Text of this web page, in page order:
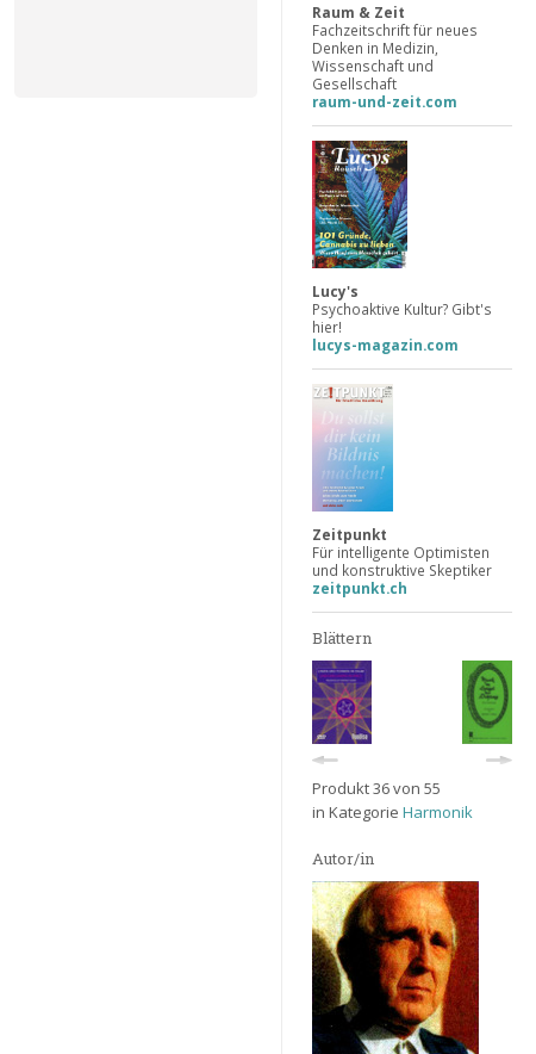
Raum & Zeit
Fachzeitschrift für neues
Denken in Medizin,
Wissenschaft und
Gesellschaft
raum-und-zeit.com
Lucy's
Psychoaktive Kultur? Gibt's
hier!
lucys-magazin.com
Zeitpunkt
Für intelligente Optimisten
und konstruktive Skeptiker
zeitpunkt.ch
Blättern
Produkt 36 von 55
in Kategorie Harmonik
Autor/in